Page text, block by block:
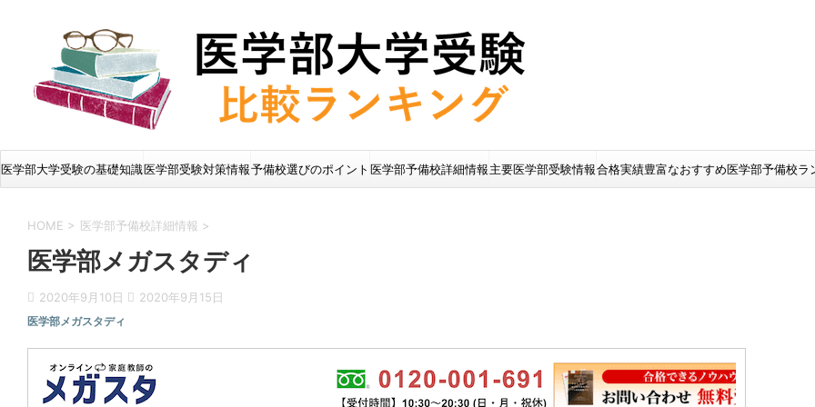
医学部大学受験の基礎知識医学部受験対策情報予備校選びのポイント 医学部予備校詳細情報主要医学部受験情報合格実績豊富なおすすめ医学部予備校ラ
HOME > 医学部予備校詳細情報 >
医学部メガスタディ
2020年9月10日 2020年9月15日
医学部メガスタディ